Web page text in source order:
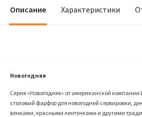
Описание Характеристики
Новогодняя
Серия «Новогодняя» от американской компании
столовый фарфор для новогодней сервировки,
венками, красными ленточками и другими